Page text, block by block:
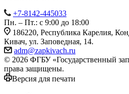
+7-8142-445033
Пн. – Пт.: с 9:00 до 18:00
186220, Республика Карелия,
Кивач, ул. Заповедная, 14.
adm@zapkivach.ru
© 2026 ФГБУ «Государственный
права защищены.
Версия для печати